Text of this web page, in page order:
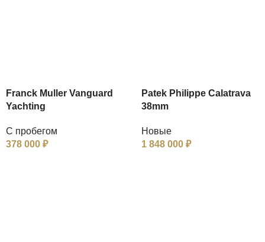
Franck Muller Vanguard
Yachting
С пробегом
378 000 ₽
Patek Philippe Calatrava
38mm
Новые
1 848 000 ₽